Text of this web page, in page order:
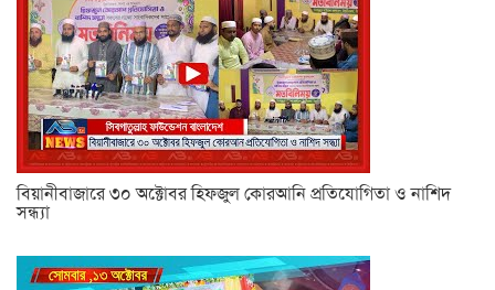
বিয়ানীবাজারে ৩০ অক্টোবর হিফজুল কোরআনি প্রতিযোগিতা ও নাশিদ
সন্ধ্যা